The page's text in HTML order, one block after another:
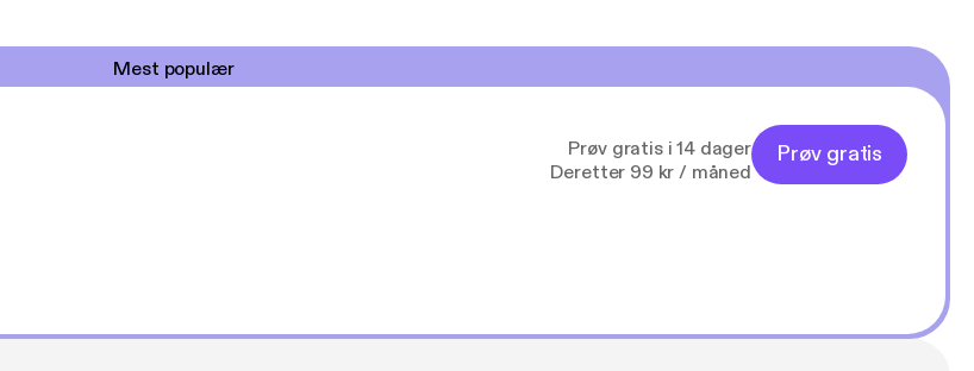
Mest populær
Prøv gratis i 14 dager
Deretter 99 kr / måned
Prøv gratis